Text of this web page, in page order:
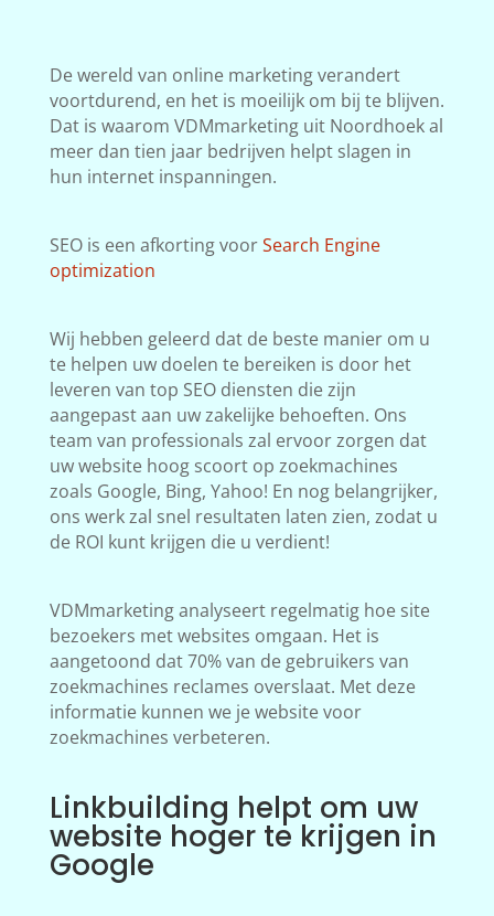
De wereld van online marketing verandert
voortdurend, en het is moeilijk om bij te blijven.
Dat is waarom VDMmarketing uit Noordhoek al
meer dan tien jaar bedrijven helpt slagen in
hun internet inspanningen.
SEO is een afkorting voorSearch Engine
optimization
Wij hebben geleerd dat de beste manier om u
te helpen uw doelen te bereiken is door het
leveren van top SEO diensten die zijn
aangepast aan uw zakelijke behoeften. Ons
team van professionals zal ervoor zorgen dat
uw website hoog scoort op zoekmachines
zoals Google, Bing, Yahoo! En nog belangrijker,
ons werk zal snel resultaten laten zien, zodat u
de ROI kunt krijgen die u verdient!
VDMmarketing analyseert regelmatig hoe site
bezoekers met websites omgaan. Het is
aangetoond dat 70% van de gebruikers van
zoekmachines reclames overslaat. Met deze
informatie kunnen we je website voor
zoekmachines verbeteren.
Linkbuilding helpt om uw
website hoger te krijgen in
Google